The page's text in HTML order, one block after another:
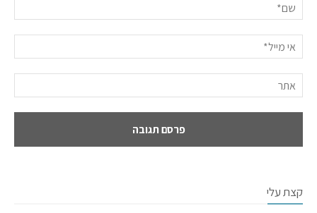
קצת עלי